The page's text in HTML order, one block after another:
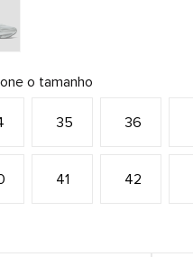
o tamanho
35 36
41 42